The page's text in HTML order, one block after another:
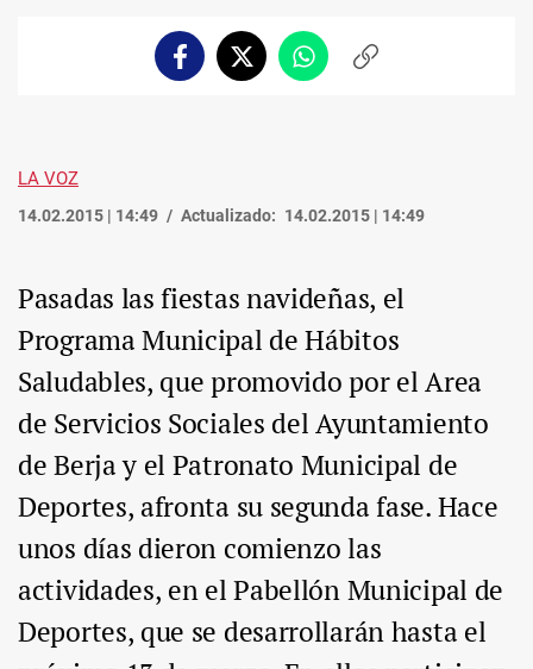
FacebookTwitterWhatsappCopiar
LA VOZ
14.02.2015 | 14:49 Actualizado: 14.02.2015 | 14:49
Pasadas las fiestas navideñas, el
Programa Municipal de Hábitos
Saludables, que promovido por el Area
de Servicios Sociales del Ayuntamiento
de Berja y el Patronato Municipal de
Deportes, afronta su segunda fase. Hace
unos días dieron comienzo las
actividades, en el Pabellón Municipal de
Deportes, que se desarrollarán hasta el